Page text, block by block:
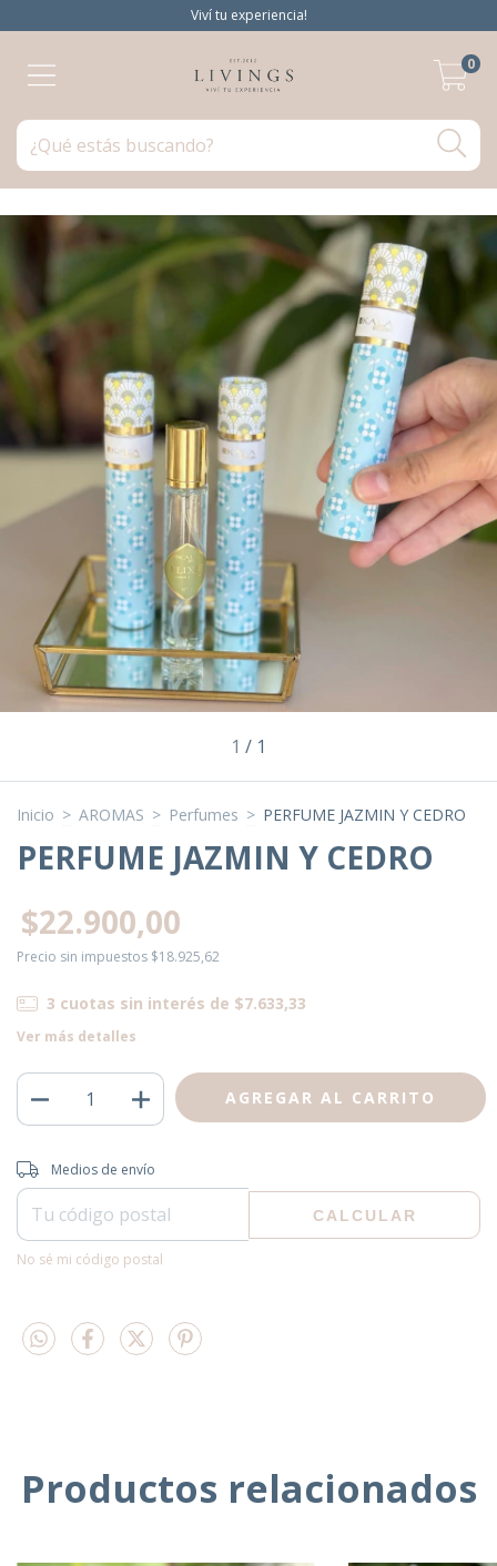
Viví tu experiencia!
0
1 / 1
Inicio > AROMAS > Perfumes > PERFUME JAZMIN Y CEDRO
PERFUME JAZMIN Y CEDRO
$22.900,00
Precio sin impuestos $18.925,62
3 cuotas sin interés de $7.633,33
Ver más detalles
Entregas para el CP:
Medios de envío
CALCULAR
No sé mi código postal
Productos relacionados